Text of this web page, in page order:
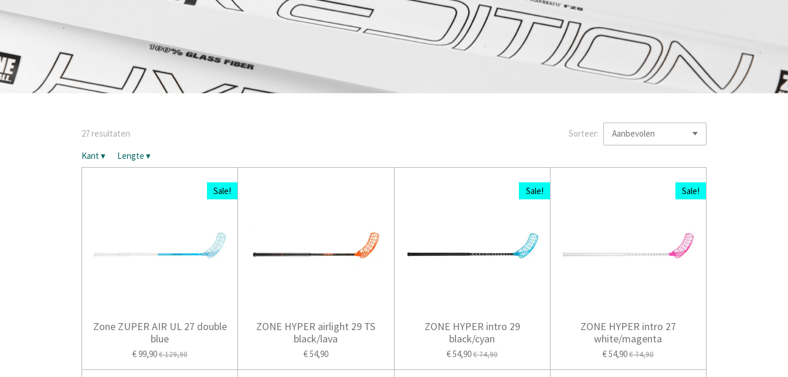
27 resultaten Sorteer:
Kant▾ Lengte ▾
Sale!
Zone ZUPER AIR UL 27 double
blue
€ 99,90€ 129,90
ZONE HYPER airlight 29 TS
black/lava
€ 54,90
Sale!
ZONE HYPER intro 29
black/cyan
€ 54,90€ 74,90
Sale!
ZONE HYPER intro 27
white/magenta
€ 54,90€ 74,90